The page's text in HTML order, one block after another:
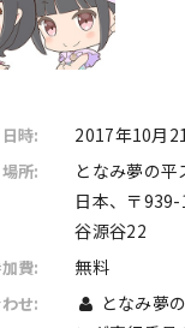
日時: 2017年10月
場所:
となみ夢の平
日本、〒
谷源谷22
費: 無料
せ:
となみ夢